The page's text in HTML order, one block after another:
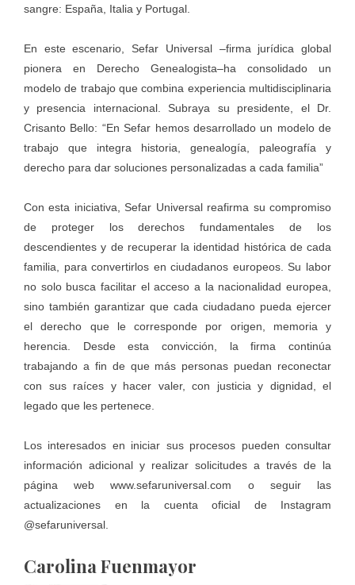
sangre: España, Italia y Portugal.
En este escenario, Sefar Universal –firma jurídica global
pionera en Derecho Genealogista–ha consolidado un
modelo de trabajo que combina experiencia multidisciplinaria
y presencia internacional. Subraya su presidente, el Dr.
Crisanto Bello: “En Sefar hemos desarrollado un modelo de
trabajo que integra historia, genealogía, paleografía y
derecho para dar soluciones personalizadas a cada familia”
Con esta iniciativa, Sefar Universal reafirma su compromiso
de proteger los derechos fundamentales de los
descendientes y de recuperar la identidad histórica de cada
familia, para convertirlos en ciudadanos europeos. Su labor
no solo busca facilitar el acceso a la nacionalidad europea,
sino también garantizar que cada ciudadano pueda ejercer
el derecho que le corresponde por origen, memoria y
herencia. Desde esta convicción, la firma continúa
trabajando a fin de que más personas puedan reconectar
con sus raíces y hacer valer, con justicia y dignidad, el
legado que les pertenece.
Los interesados en iniciar sus procesos pueden consultar
información adicional y realizar solicitudes a través de la
página webwww.sefaruniversal.com o seguir las
actualizaciones en la cuenta oficial de Instagram
@sefaruniversal.
Carolina Fuenmayor